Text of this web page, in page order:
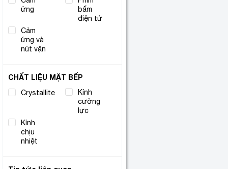
ứng
bấm
điện tử
Cảm
ứng và
nút vặn
CHẤT LIỆU MẶT BẾP
Crystallite
Kính
cường
lực
Kính
chịu
nhiệt